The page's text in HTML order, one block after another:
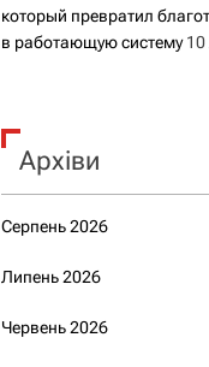
который превратил
в работающую систему
Архіви
Серпень 2026
Липень 2026
Червень 2026